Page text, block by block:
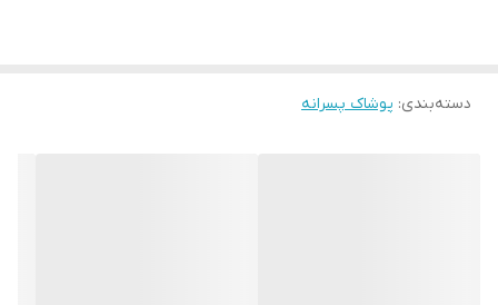
✨اندازه‌ی دقیق سایزبندی ست‌های تیشرت شلوار خونگی:
دسته‌بندی: پوشاک پسرانه